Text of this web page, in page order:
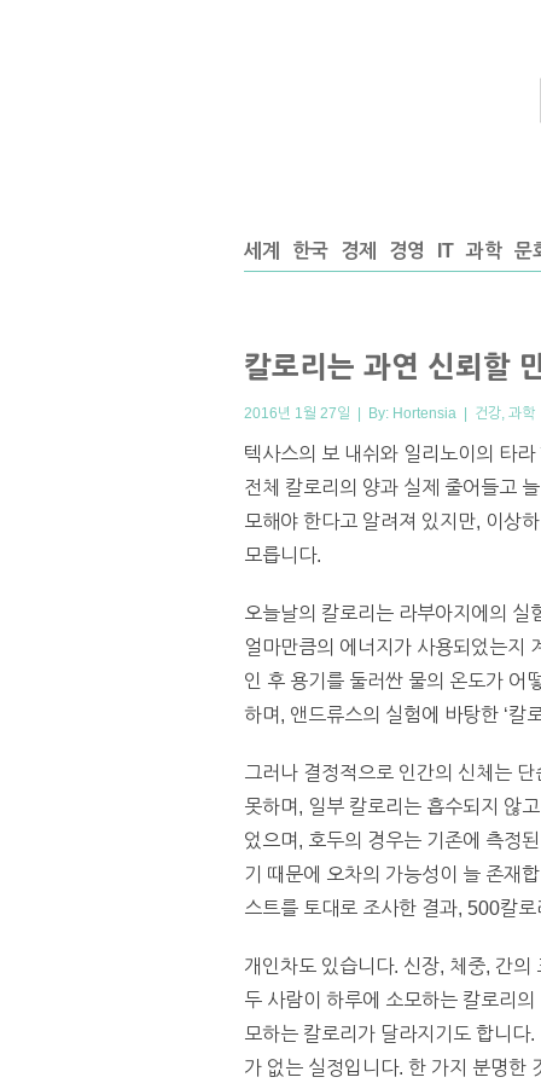
세계 한국 경제 경영 IT 과학 문
칼로리는 과연 신뢰할
2016년 1월 27일 | By: Hortensia | 건강, 과학
텍사스의 보 내쉬와 일리노이의 타
전체 칼로리의 양과 실제 줄어들고
모해야 한다고 알려져 있지만, 이상
모릅니다.
오늘날의 칼로리는 라부아지에의 실
얼마만큼의 에너지가 사용되었는지
인 후 용기를 둘러싼 물의 온도가 어
하며, 앤드류스의 실험에 바탕한 ‘칼
그러나 결정적으로 인간의 신체는
못하며, 일부 칼로리는 흡수되지 않
었으며, 호두의 경우는 기존에 측정
기 때문에 오차의 가능성이 늘 존재
스트를 토대로 조사한 결과, 500칼
개인차도 있습니다. 신장, 체중, 간
두 사람이 하루에 소모하는 칼로리
모하는 칼로리가 달라지기도 합니다
가 없는 실정입니다. 한 가지 분명한